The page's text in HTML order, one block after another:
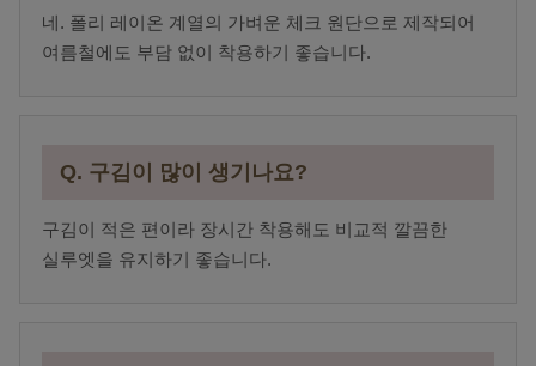
네. 폴리 레이온 계열의 가벼운 체크 원단으로 제작되어
여름철에도 부담 없이 착용하기 좋습니다.
Q. 구김이 많이 생기나요?
구김이 적은 편이라 장시간 착용해도 비교적 깔끔한
실루엣을 유지하기 좋습니다.